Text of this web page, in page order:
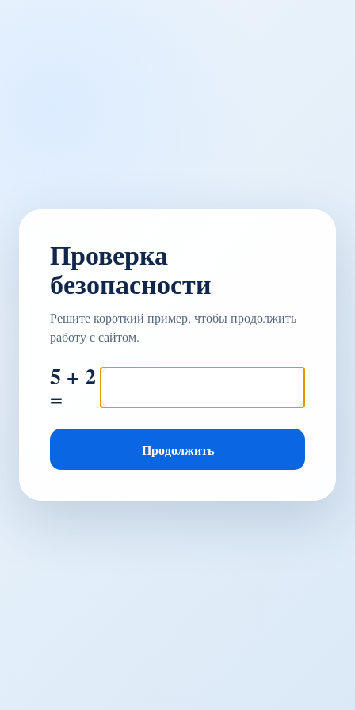
Проверка
безопасности
Решите короткий пример, чтобы продолжить
работу с сайтом.
5 + 2
=
Продолжить